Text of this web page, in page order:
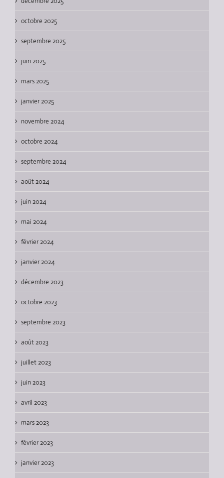
octobre 2025
septembre 2025
juin 2025
mars 2025
janvier 2025
novembre 2024
octobre 2024
septembre 2024
août 2024
juin 2024
mai 2024
février 2024
janvier 2024
décembre 2023
octobre 2023
septembre 2023
août 2023
juillet 2023
juin 2023
avril 2023
mars 2023
février 2023
janvier 2023